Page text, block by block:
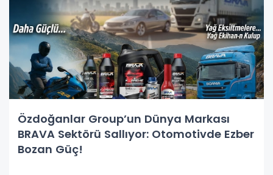
Özdoğanlar Group’un Dünya Markası
BRAVA Sektörü Sallıyor: Otomotivde Ezber
Bozan Güç!